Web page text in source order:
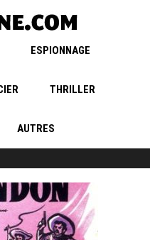
ESPIONNAGE
THRILLER
AUTRES